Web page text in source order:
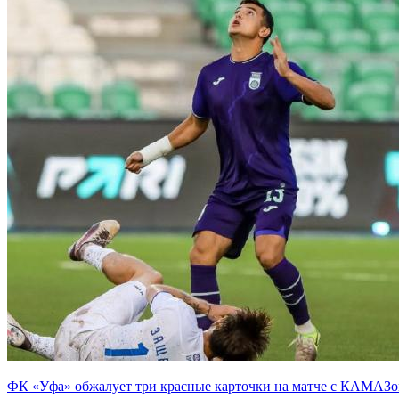
ФК «Уфа» обжалует три красные карточки на матче с